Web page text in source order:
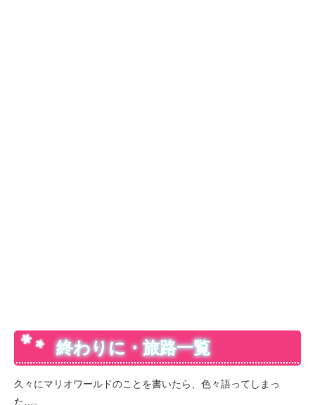
終わりに・旅路一覧
久々にマリオワールドのことを書いたら、色々語ってしまっ
た…。